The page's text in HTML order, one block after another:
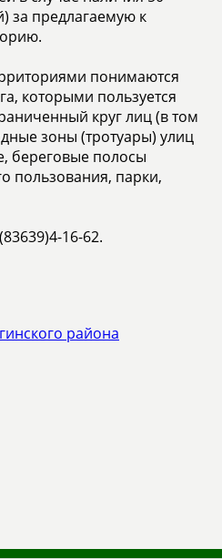
за предлагаемую к
понимаются
которыми пользуется
круг лиц (в том
зоны (тротуары) улиц
береговые полосы
пользования, парки,
16-62.
района